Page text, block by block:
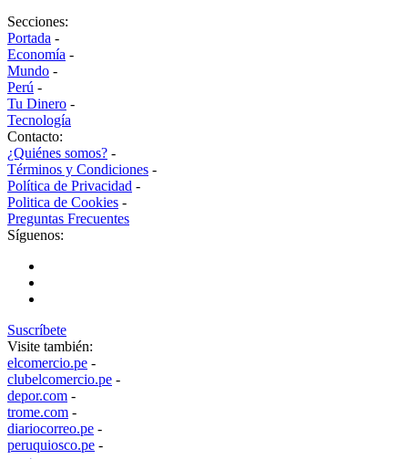
Secciones:
Portada -
Economía -
Mundo -
Perú -
Tu Dinero -
Tecnología
Contacto:
¿Quiénes somos? -
Términos y Condiciones -
Política de Privacidad -
Politica de Cookies -
Preguntas Frecuentes
Síguenos:
Suscríbete
Visite también:
elcomercio.pe -
clubelcomercio.pe -
depor.com -
trome.com -
diariocorreo.pe -
peruquiosco.pe -